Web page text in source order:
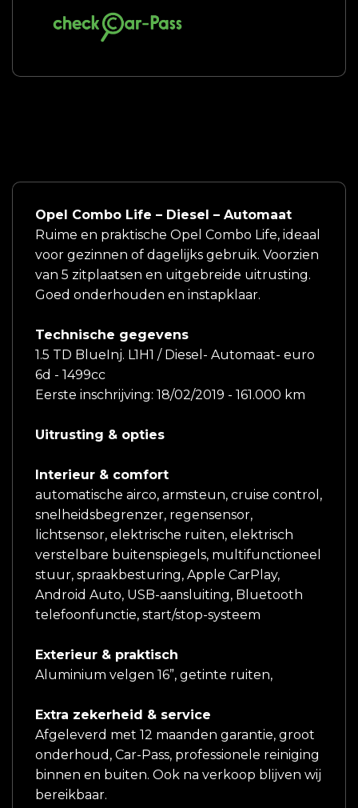
Opel Combo Life – Diesel – Automaat
Ruime en praktische Opel Combo Life, ideaal
voor gezinnen of dagelijks gebruik. Voorzien
van 5 zitplaatsen en uitgebreide uitrusting.
Goed onderhouden en instapklaar.
Technische gegevens
1.5 TD BlueInj. L1H1 / Diesel- Automaat- euro
6d - 1499cc
Eerste inschrijving: 18/02/2019 - 161.000 km
Uitrusting & opties
Interieur & comfort
automatische airco, armsteun, cruise control,
snelheidsbegrenzer, regensensor,
lichtsensor, elektrische ruiten, elektrisch
verstelbare buitenspiegels, multifunctioneel
stuur, spraakbesturing, Apple CarPlay,
Android Auto, USB-aansluiting, Bluetooth
telefoonfunctie, start/stop-systeem
Exterieur & praktisch
Aluminium velgen 16”, getinte ruiten,
Extra zekerheid & service
Afgeleverd met 12 maanden garantie, groot
onderhoud, Car-Pass, professionele reiniging
binnen en buiten. Ook na verkoop blijven wij
bereikbaar.